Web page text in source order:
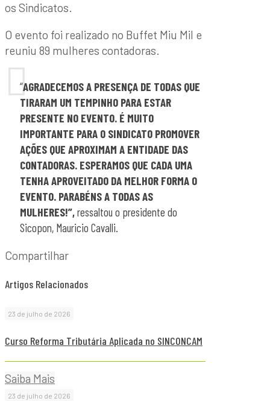
os Sindicatos.
O evento foi realizado no Buffet Miu Mil e
reuniu 89 mulheres contadoras.
“AGRADECEMOS A PRESENÇA DE TODAS QUE
TIRARAM UM TEMPINHO PARA ESTAR
PRESENTE NO EVENTO. É MUITO
IMPORTANTE PARA O SINDICATO PROMOVER
AÇÕES QUE APROXIMAM A ENTIDADE DAS
CONTADORAS. ESPERAMOS QUE CADA UMA
TENHA APROVEITADO DA MELHOR FORMA O
EVENTO. PARABÉNS A TODAS AS
MULHERES!”,ressaltou o presidente do
Sicopon, Mauricio Cavalli.
Compartilhar
Artigos Relacionados
23 de julho de 2026
Curso Reforma Tributária Aplicada no SINCONCAM
Saiba Mais
23 de julho de 2026